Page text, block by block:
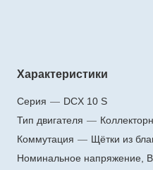
Характеристики
Серия — DCX 10 S
Тип двигателя —
Коммутация — Щётки из
Номинальное напряжение, В